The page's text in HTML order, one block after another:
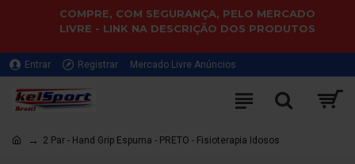
COMPRE, COM SEGURANÇA, PELO MERCADO
LIVRE - LINK NA DESCRIÇÃO DOS PRODUTOS
Entrar Registrar Mercado Livre Anúncios
2 Par - Hand Grip Espuma - PRETO - Fisioterapia Idosos